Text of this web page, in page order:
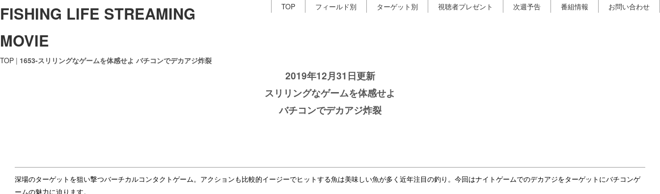
FISHING LIFE STREAMING
MOVIE
TOP フィールド別 ターゲット別 視聴者プレゼント 次週予告 番組情報 お問い合わせ
TOP | 1653-スリリングなゲームを体感せよ バチコンでデカアジ炸裂
2019年12月31日更新
スリリングなゲームを体感せよ
バチコンでデカアジ炸裂
深場のターゲットを狙い撃つバーチカルコンタクトゲーム。アクションも比較的イージーでヒットする魚は美味しい魚が多く近年注目の釣り。今回はナイトゲームでのデカアジをターゲットにバチコンゲ
ームの魅力に迫ります。